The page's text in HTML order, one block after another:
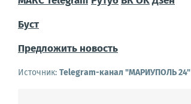
Буст
Предложить новость
Источник: Telegram-канал "МАРИУПОЛЬ 24"